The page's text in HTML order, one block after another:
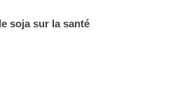
soja sur la santé